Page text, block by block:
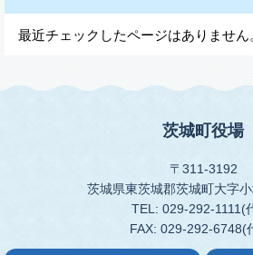
最近チェックしたページはありません
茨城町役場
〒311-3192
茨城県東茨城郡茨城町大字
TEL: 029-292-1111(
FAX: 029-292-6748(